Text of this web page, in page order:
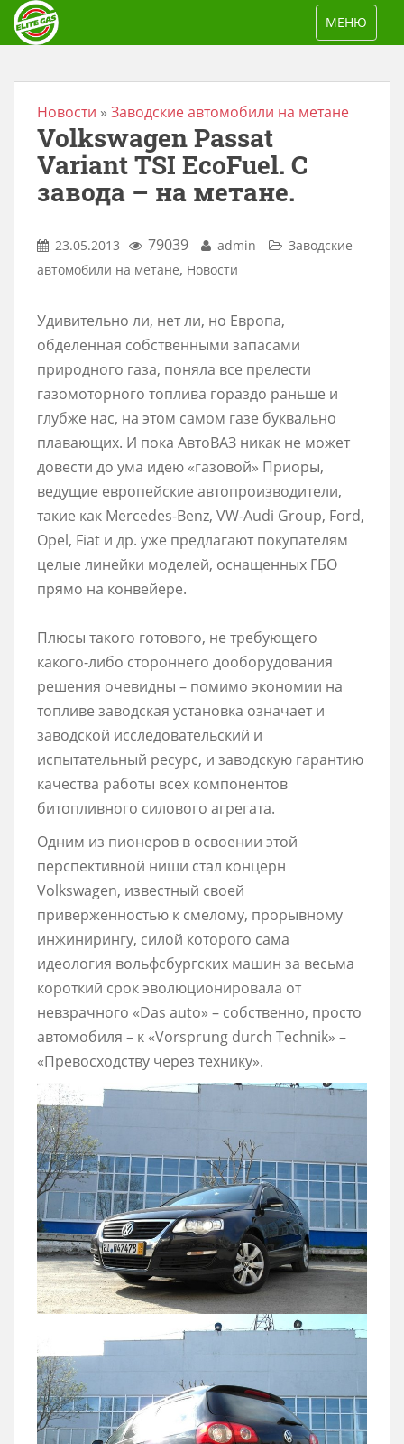
TOGGLE
МЕНЮ
Новости » Заводские автомобили на метане
Volkswagen Passat
Variant TSI EcoFuel. С
завода – на метане.
23.05.2013 79039 admin
Заводские
автомобили на метане, Новости
Удивительно ли, нет ли, но Европа,
обделенная собственными запасами
природного газа, поняла все прелести
газомоторного топлива гораздо раньше и
глубже нас, на этом самом газе буквально
плавающих. И пока АвтоВАЗ никак не может
довести до ума идею «газовой» Приоры,
ведущие европейские автопроизводители,
такие как Mercedes-Benz, VW-Audi Group, Ford,
Opel, Fiat и др. уже предлагают покупателям
целые линейки моделей, оснащенных ГБО
прямо на конвейере.
Плюсы такого готового, не требующего
какого-либо стороннего дооборудования
решения очевидны – помимо экономии на
топливе заводская установка означает и
заводской исследовательский и
испытательный ресурс, и заводскую гарантию
качества работы всех компонентов
битопливного силового агрегата.
Одним из пионеров в освоении этой
перспективной ниши стал концерн
Volkswagen, известный своей
приверженностью к смелому, прорывному
инжинирингу, силой которого сама
идеология вольфсбургских машин за весьма
короткий срок эволюционировала от
невзрачного «Das auto» – собственно, просто
автомобиля – к «Vorsprung durch Technik» –
«Превосходству через технику».